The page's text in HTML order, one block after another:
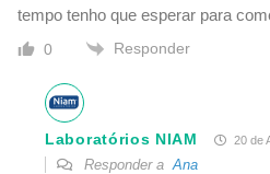
tempo tenho que esperar para
0 Responder
Laboratórios NIAM 20 de
Responder a Ana